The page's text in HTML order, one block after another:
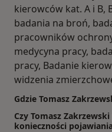
kierowców kat. A i B,
badania na broń,
pracowników
medycyna pracy,
pracy, Badanie
widzenia
Gdzie Tomasz
Czy Tomasz
konieczności